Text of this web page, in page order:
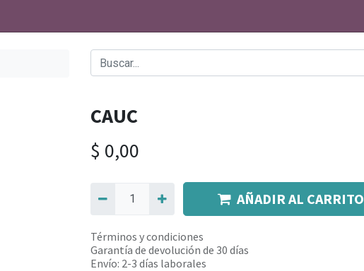
CAUC
$ 0,00
AÑADIR AL CARRITO
Términos y condiciones
Garantía de devolución de 30 días
Envío: 2-3 días laborales